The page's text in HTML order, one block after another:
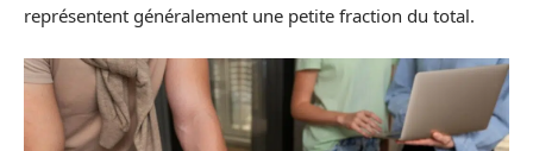
représentent généralement une petite fraction du total.